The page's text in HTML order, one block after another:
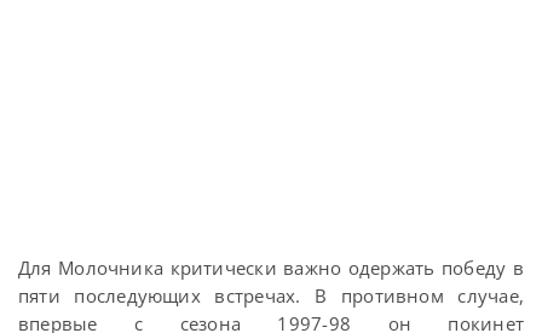
Для Молочника критически важно одержать победу в
пяти последующих встречах. В противном случае,
впервые с сезона 1997-98 он покинет